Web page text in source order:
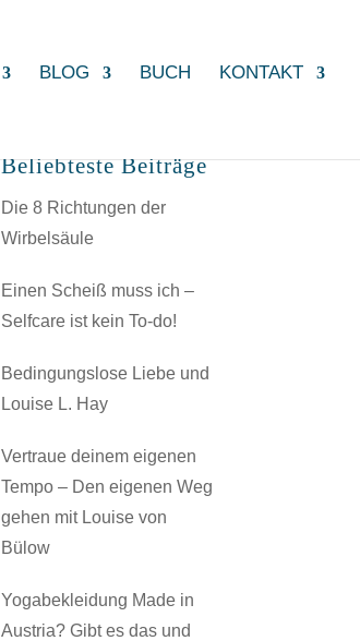
BLOG BUCH KONTAKT
Beliebteste Beiträge
Die 8 Richtungen der
Wirbelsäule
Einen Scheiß muss ich –
Selfcare ist kein To-do!
Bedingungslose Liebe und
Louise L. Hay
Vertraue deinem eigenen
Tempo – Den eigenen Weg
gehen mit Louise von
Bülow
Yogabekleidung Made in
Austria? Gibt es das und